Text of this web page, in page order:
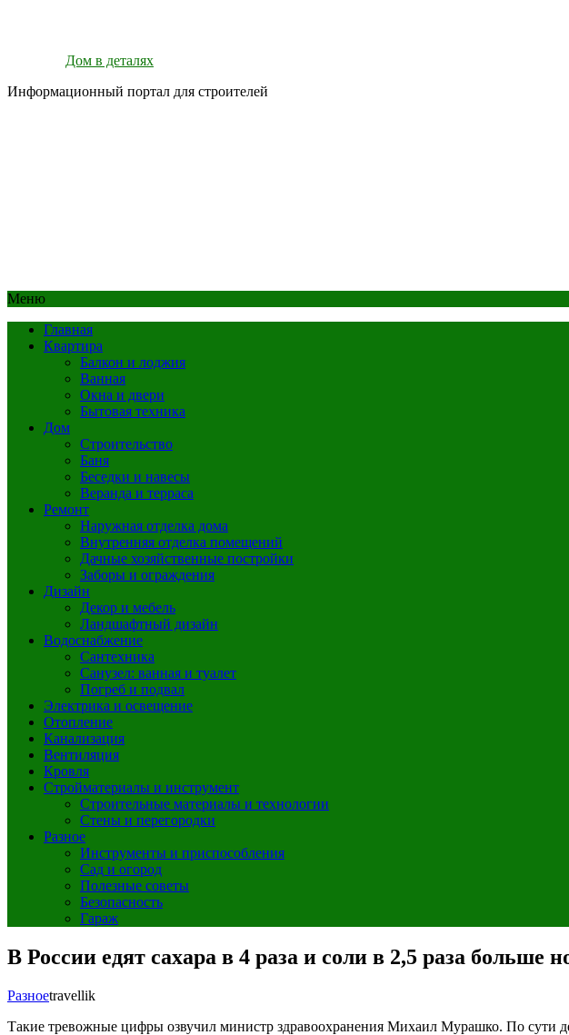
Дом в деталях
Информационный портал для строителей
Меню
Главная
Квартира
Балкон и лоджия
Ванная
Окна и двери
Бытовая техника
Дом
Строительство
Баня
Беседки и навесы
Веранда и терраса
Ремонт
Наружная отделка дома
Внутренняя отделка помещений
Дачные хозяйственные постройки
Заборы и ограждения
Дизайн
Декор и мебель
Ландшафтный дизайн
Водоснабжение
Сантехника
Санузел: ванная и туалет
Погреб и подвал
Электрика и освещение
Отопление
Канализация
Вентиляция
Кровля
Стройматериалы и инструмент
Строительные материалы и технологии
Стены и перегородки
Разное
Инструменты и приспособления
Сад и огород
Полезные советы
Безопасность
Гараж
В России едят сахара в 4 раза и соли в 2,5 раза больше
Разноеtravellik
Такие тревожные цифры озвучил министр здравоохранения Михаил Мурашко. По сути